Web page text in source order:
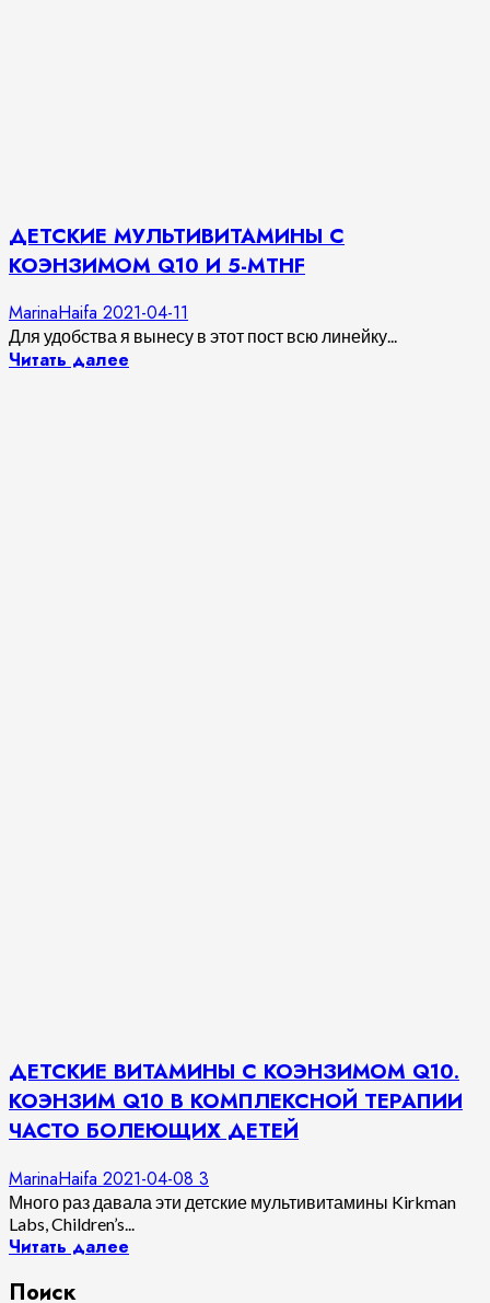
ДЕТСКИЕ МУЛЬТИВИТАМИНЫ C
КОЭНЗИМОМ Q10 И 5-MTHF
MarinaHaifa 2021-04-11
Для удобства я вынесу в этот пост всю линейку...
Читать далее
ДЕТСКИЕ ВИТАМИНЫ С КОЭНЗИМОМ Q10.
КОЭНЗИМ Q10 В КОМПЛЕКСНОЙ ТЕРАПИИ
ЧАСТО БОЛЕЮЩИХ ДЕТЕЙ
MarinaHaifa 2021-04-08 3
Много раз давала эти детские мультивитамины Kirkman
Labs, Children’s...
Читать далее
Поиск